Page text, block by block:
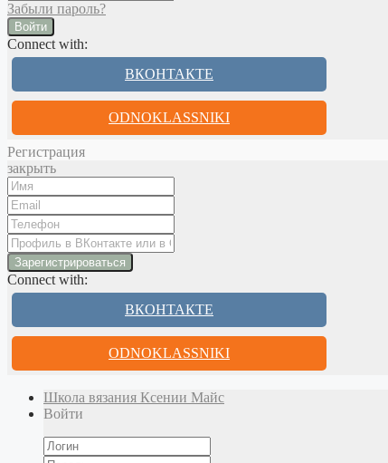
Забыли пароль?
Войти
Connect with:
ВКОНТАКТЕ
ODNOKLASSNIKI
Регистрация
закрыть
Connect with:
ВКОНТАКТЕ
ODNOKLASSNIKI
Школа вязания Ксении Майс
Войти